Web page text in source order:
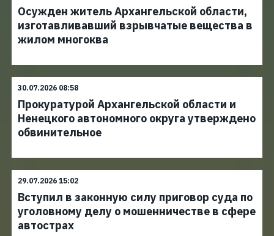
Осужден житель Архангельской области,
изготавливавший взрывчатые вещества в
жилом многоква
30.07.2026 08:58
Прокуратурой Архангельской области и
Ненецкого автономного округа утверждено
обвинительное
29.07.2026 15:02
Вступил в законную силу приговор суда по
уголовному делу о мошенничестве в сфере
автострах